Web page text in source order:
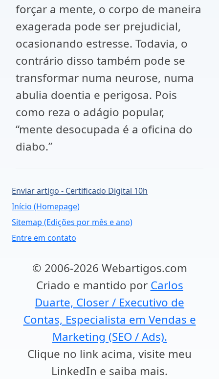
forçar a mente, o corpo de maneira
exagerada pode ser prejudicial,
ocasionando estresse. Todavia, o
contrário disso também pode se
transformar numa neurose, numa
abulia doentia e perigosa. Pois
como reza o adágio popular,
“mente desocupada é a oficina do
diabo.”
Enviar artigo - Certificado Digital 10h
Início (Homepage)
Sitemap (Edições por mês e ano)
Entre em contato
© 2006-2026 Webartigos.com
Criado e mantido por Carlos
Duarte, Closer / Executivo de
Contas, Especialista em Vendas e
Marketing (SEO / Ads).
Clique no link acima, visite meu
LinkedIn e saiba mais.